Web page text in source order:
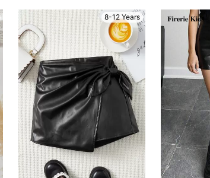
8-12 Years